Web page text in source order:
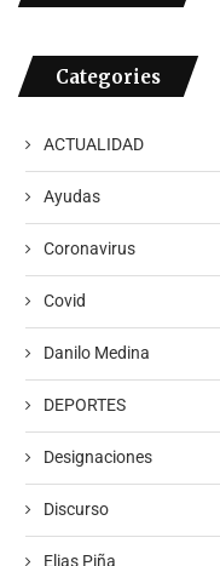
Categories
ACTUALIDAD
Ayudas
Coronavirus
Covid
Danilo Medina
DEPORTES
Designaciones
Discurso
Elias Piña